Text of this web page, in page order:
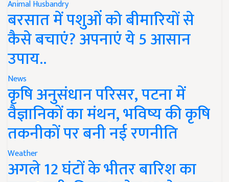
Animal Husbandry
बरसात में पशुओं को बीमारियों से
कैसे बचाएं? अपनाएं ये 5 आसान
उपाय..
News
कृषि अनुसंधान परिसर, पटना में
वैज्ञानिकों का मंथन, भविष्य की कृषि
तकनीकों पर बनी नई रणनीति
Weather
अगले 12 घंटों के भीतर बारिश का